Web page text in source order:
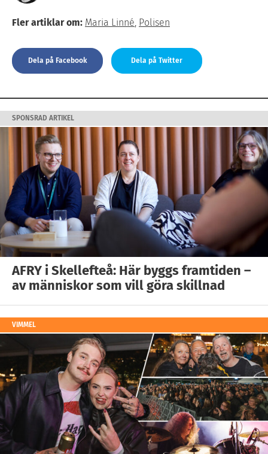
Fler artiklar om: Maria Linné, Polisen
Dela på Facebook Dela på Twitter
SPONSRAD ARTIKEL
AFRY i Skellefteå: Här byggs framtiden –
av människor som vill göra skillnad
VIMMEL